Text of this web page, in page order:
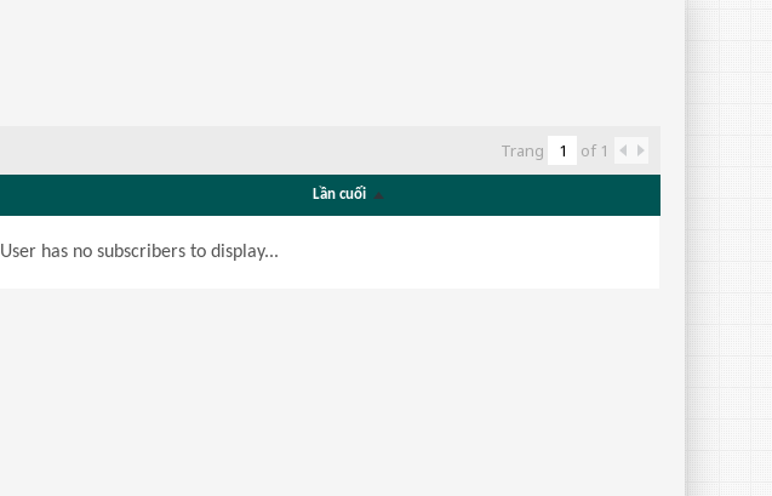
Trang of 1
Lần cuối
User has no subscribers to display...